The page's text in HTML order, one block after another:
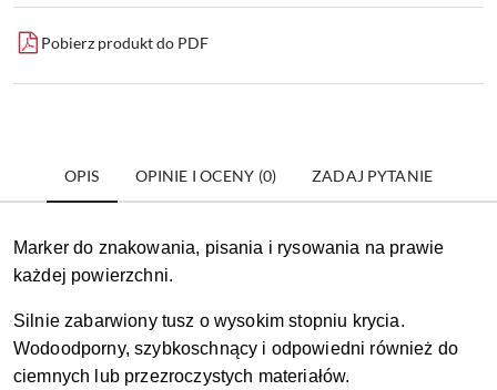
Pobierz produkt do PDF
OPIS OPINIE I OCENY (0) ZADAJ PYTANIE
Markerdo znakowania, pisania i rysowania na prawie
każdej powierzchni.
Silnie zabarwiony tusz o wysokim stopniu krycia.
Wodoodporny, szybkoschnący i odpowiedni również do
ciemnych lub przezroczystych materiałów.